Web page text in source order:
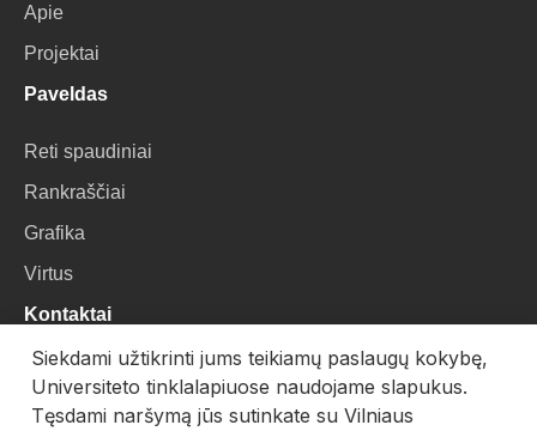
Apie
Projektai
Paveldas
Reti spaudiniai
Rankraščiai
Grafika
Virtus
Kontaktai
VU Biblioteka
Universiteto g. 3, LT-01122, Vilnius
Siekdami užtikrinti jums teikiamų paslaugų kokybę,
Universiteto tinklalapiuose naudojame slapukus.
Tęsdami naršymą jūs sutinkate su Vilniaus